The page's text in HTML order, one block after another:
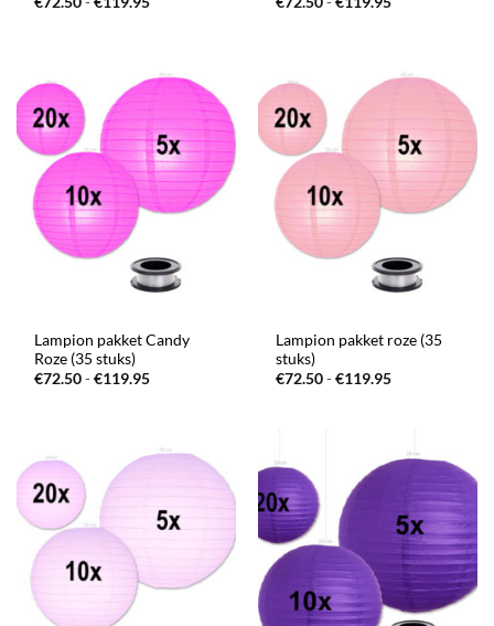
Lampion pakket Candy
Roze (35 stuks)
€72.50-€119.95Prijsklasse:
Lampion pakket roze (35
stuks)
€72.50-€119.95Prijsklasse: